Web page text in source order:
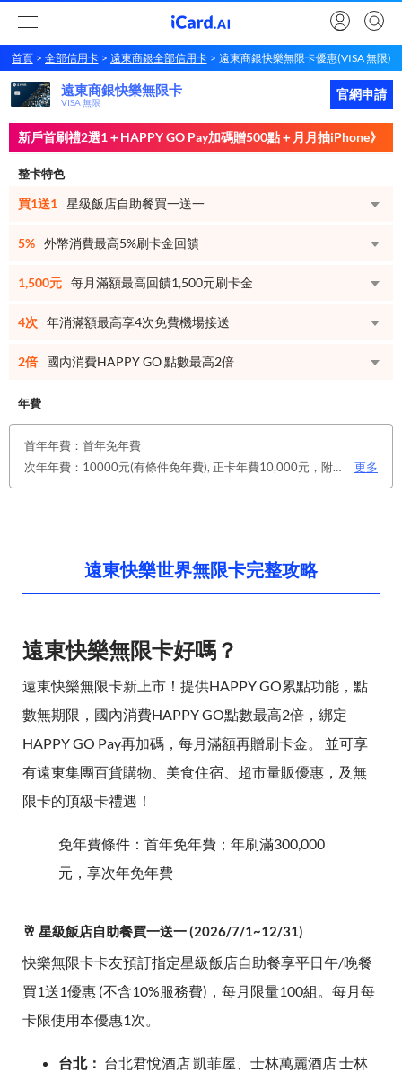
首頁 全部信用卡 遠東商銀全部信用卡 遠東商銀快樂無限卡優惠(VISA 無限)
遠東商銀快樂無限卡 立即申請
遠東商銀快樂無限卡
VISA 無限
官網申請
新戶首刷禮2選1＋HAPPY GO Pay加碼贈500點＋月月抽iPhone》
整卡特色
買1送1 星級飯店自助餐買一送一
5% 外幣消費最高5%刷卡金回饋
1,500元 每月滿額最高回饋1,500元刷卡金
4次 年消滿額最高享4次免費機場接送
2倍 國內消費HAPPY GO 點數最高2倍
年費
首年年費：首年免年費
次年年費：10000元(有條件免年費), 正卡年費10,000元，附卡免年費。 年刷滿300,000元，享次年免年費
更多
遠東快樂世界無限卡完整攻略
遠東快樂無限卡好嗎？
遠東快樂無限卡新上市！提供HAPPY GO累點功能，點
數無期限，國內消費HAPPY GO點數最高2倍，綁定
HAPPY GO Pay再加碼，每月滿額再贈刷卡金。 並可享
有遠東集團百貨購物、美食住宿、超市量販優惠，及無
限卡的頂級卡禮遇！
免年費條件：首年免年費；年刷滿300,000
元，享次年免年費
🥂 星級飯店自助餐買一送一 (2026/7/1~12/31)
快樂無限卡卡友預訂指定星級飯店自助餐享平日午/晚餐
買1送1優惠 (不含10%服務費)，每月限量100組。每月每
卡限使用本優惠1次。
台北： 台北君悅酒店 凱菲屋、士林萬麗酒店 士林